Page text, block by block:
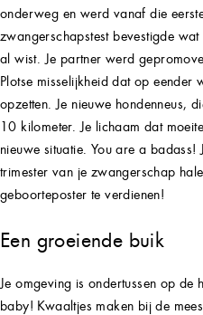
onderweg en werd vanaf die
zwangerschapstest bevestigde
al wist. Je partner werd
Plotse misselijkheid dat op eender
opzetten. Je nieuwe hondenneus,
10 kilometer. Je lichaam dat
nieuwe situatie. You are a badass!
trimester van je zwangerschap
geboorteposter te verdienen!
Een groeiende buik
Je omgeving is ondertussen op de
baby! Kwaaltjes maken bij de